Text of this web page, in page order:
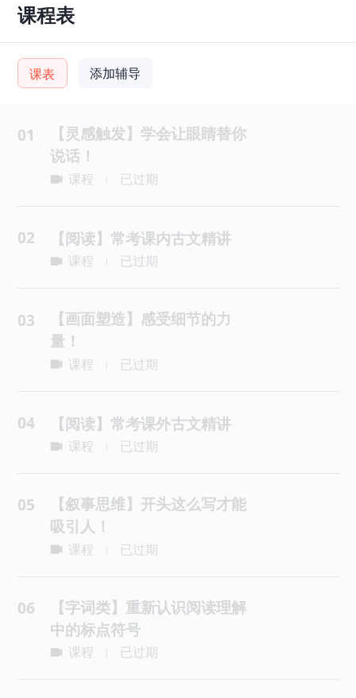
课程表
课表 添加辅导
01
【灵感触发】学会让眼睛替你
说话！
课程 已过期
02 【阅读】常考课内古文精讲
课程 已过期
03
【画面塑造】感受细节的力
量！
课程 已过期
04 【阅读】常考课外古文精讲
课程 已过期
05
【叙事思维】开头这么写才能
吸引人！
课程 已过期
06
【字词类】重新认识阅读理解
中的标点符号
课程 已过期